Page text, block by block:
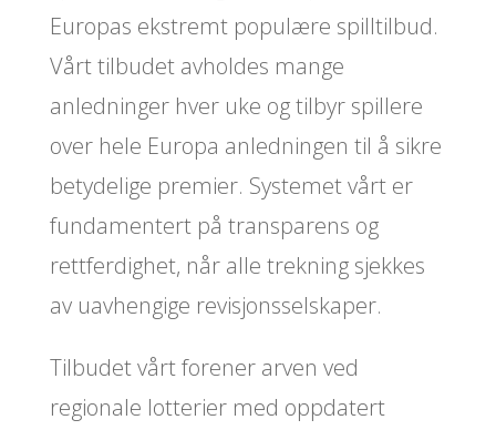
Europas ekstremt populære spilltilbud.
Vårt tilbudet avholdes mange
anledninger hver uke og tilbyr spillere
over hele Europa anledningen til å sikre
betydelige premier. Systemet vårt er
fundamentert på transparens og
rettferdighet, når alle trekning sjekkes
av uavhengige revisjonsselskaper.
Tilbudet vårt forener arven ved
regionale lotterier med oppdatert